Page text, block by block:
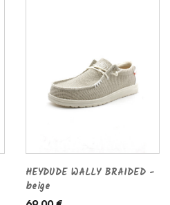
HEYDUDE WALLY BRAIDED -
beige